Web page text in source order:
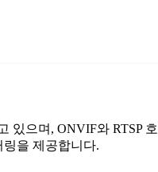
있으며, ONVIF와 RTSP
을 제공합니다.